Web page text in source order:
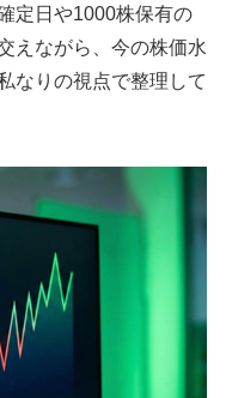
定日や1000株保有の
えながら、今の株価水
なりの視点で整理して